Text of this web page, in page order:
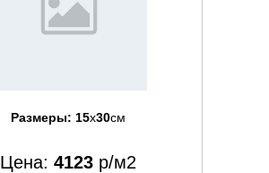
Размеры: 15x30см
Цена: 4123 р/м2